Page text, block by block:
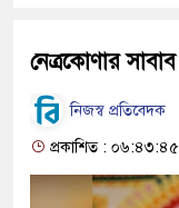
নেত্রকোণার
নিজস্ব প্রতিবেদক
প্রকাশিত : ০৬:৪৩:৪৫